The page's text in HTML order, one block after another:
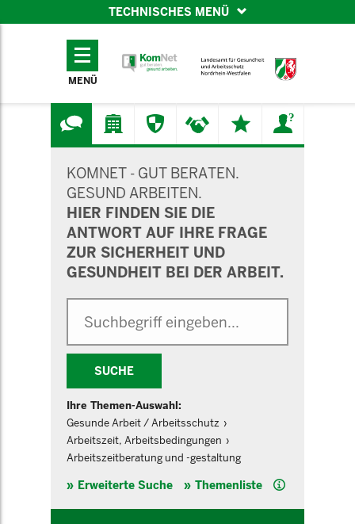
TECHNISCHES MENÜ
TECHNISCHES
MENÜ
KOMNET - GUT BERATEN.
GESUND ARBEITEN.
HIER FINDEN SIE DIE
ANTWORT AUF IHRE FRAGE
ZUR SICHERHEIT UND
GESUNDHEIT BEI DER ARBEIT.
SUCHE
Ihre Themen-Auswahl:
Gesunde Arbeit / Arbeitsschutz
Arbeitszeit, Arbeitsbedingungen
Arbeitszeitberatung und -gestaltung
Erweiterte Suche Themenliste Hilfe